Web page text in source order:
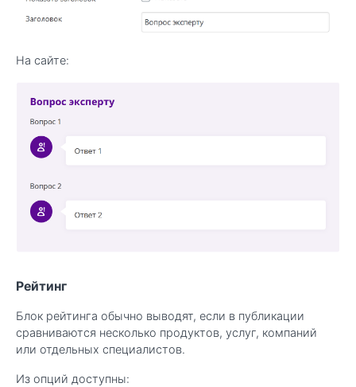
На сайте:
Рейтинг
Блок рейтинга обычно выводят, если в публикации
сравниваются несколько продуктов, услуг, компаний
или отдельных специалистов.
Из опций доступны: